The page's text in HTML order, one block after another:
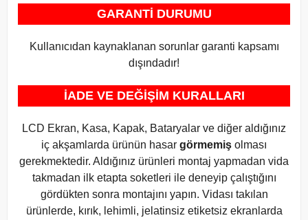
GARANTİ DURUMU
Kullanıcıdan kaynaklanan sorunlar garanti kapsamı
dışındadır!
İADE VE DEĞİŞİM KURALLARI
LCD Ekran, Kasa, Kapak, Bataryalar ve diğer aldığınız
iç akşamlarda ürünün hasar görmemiş olması
gerekmektedir. Aldığınız ürünleri montaj yapmadan vida
takmadan ilk etapta soketleri ile deneyip çalıştığını
gördükten sonra montajını yapın. Vidası takılan
ürünlerde, kırık, lehimli, jelatinsiz etiketsiz ekranlarda